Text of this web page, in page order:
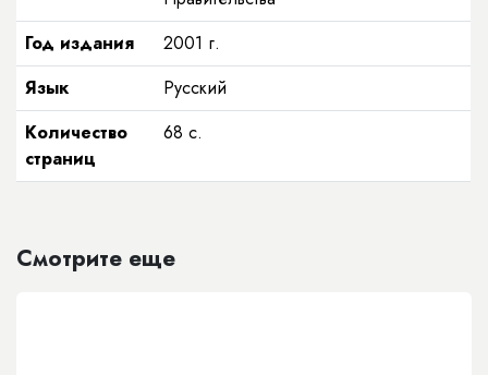
Год издания
2001 г.
Язык
Русский
Количество
страниц
68 с.
Смотрите еще